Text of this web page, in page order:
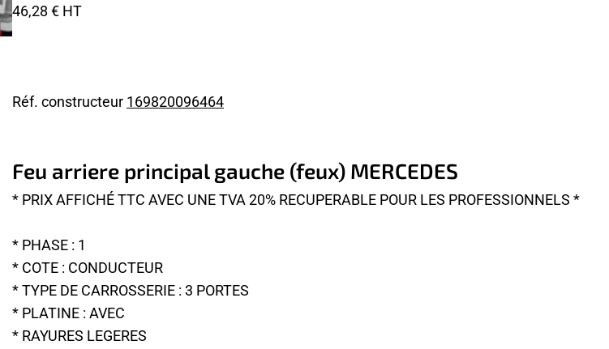
46,28 € HT
Réf. constructeur 169820096464
Feu arriere principal gauche (feux) MERCEDES
* PRIX AFFICHÉ TTC AVEC UNE TVA 20% RECUPERABLE POUR LES PROFESSIONNELS *
* PHASE : 1
* COTE : CONDUCTEUR
* TYPE DE CARROSSERIE : 3 PORTES
* PLATINE : AVEC
* RAYURES LEGERES